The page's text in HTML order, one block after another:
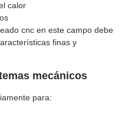
calor
cnc en este campo debe
finas y
mecánicos
para: